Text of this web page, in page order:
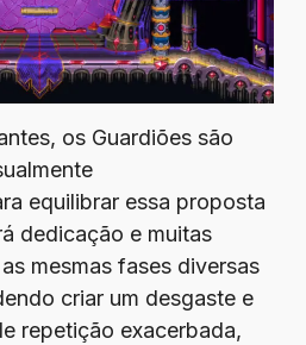
os Guardiões são
equilibrar essa proposta
dedicação e muitas
mesmas fases diversas
criar um desgaste e
repetição exacerbada,